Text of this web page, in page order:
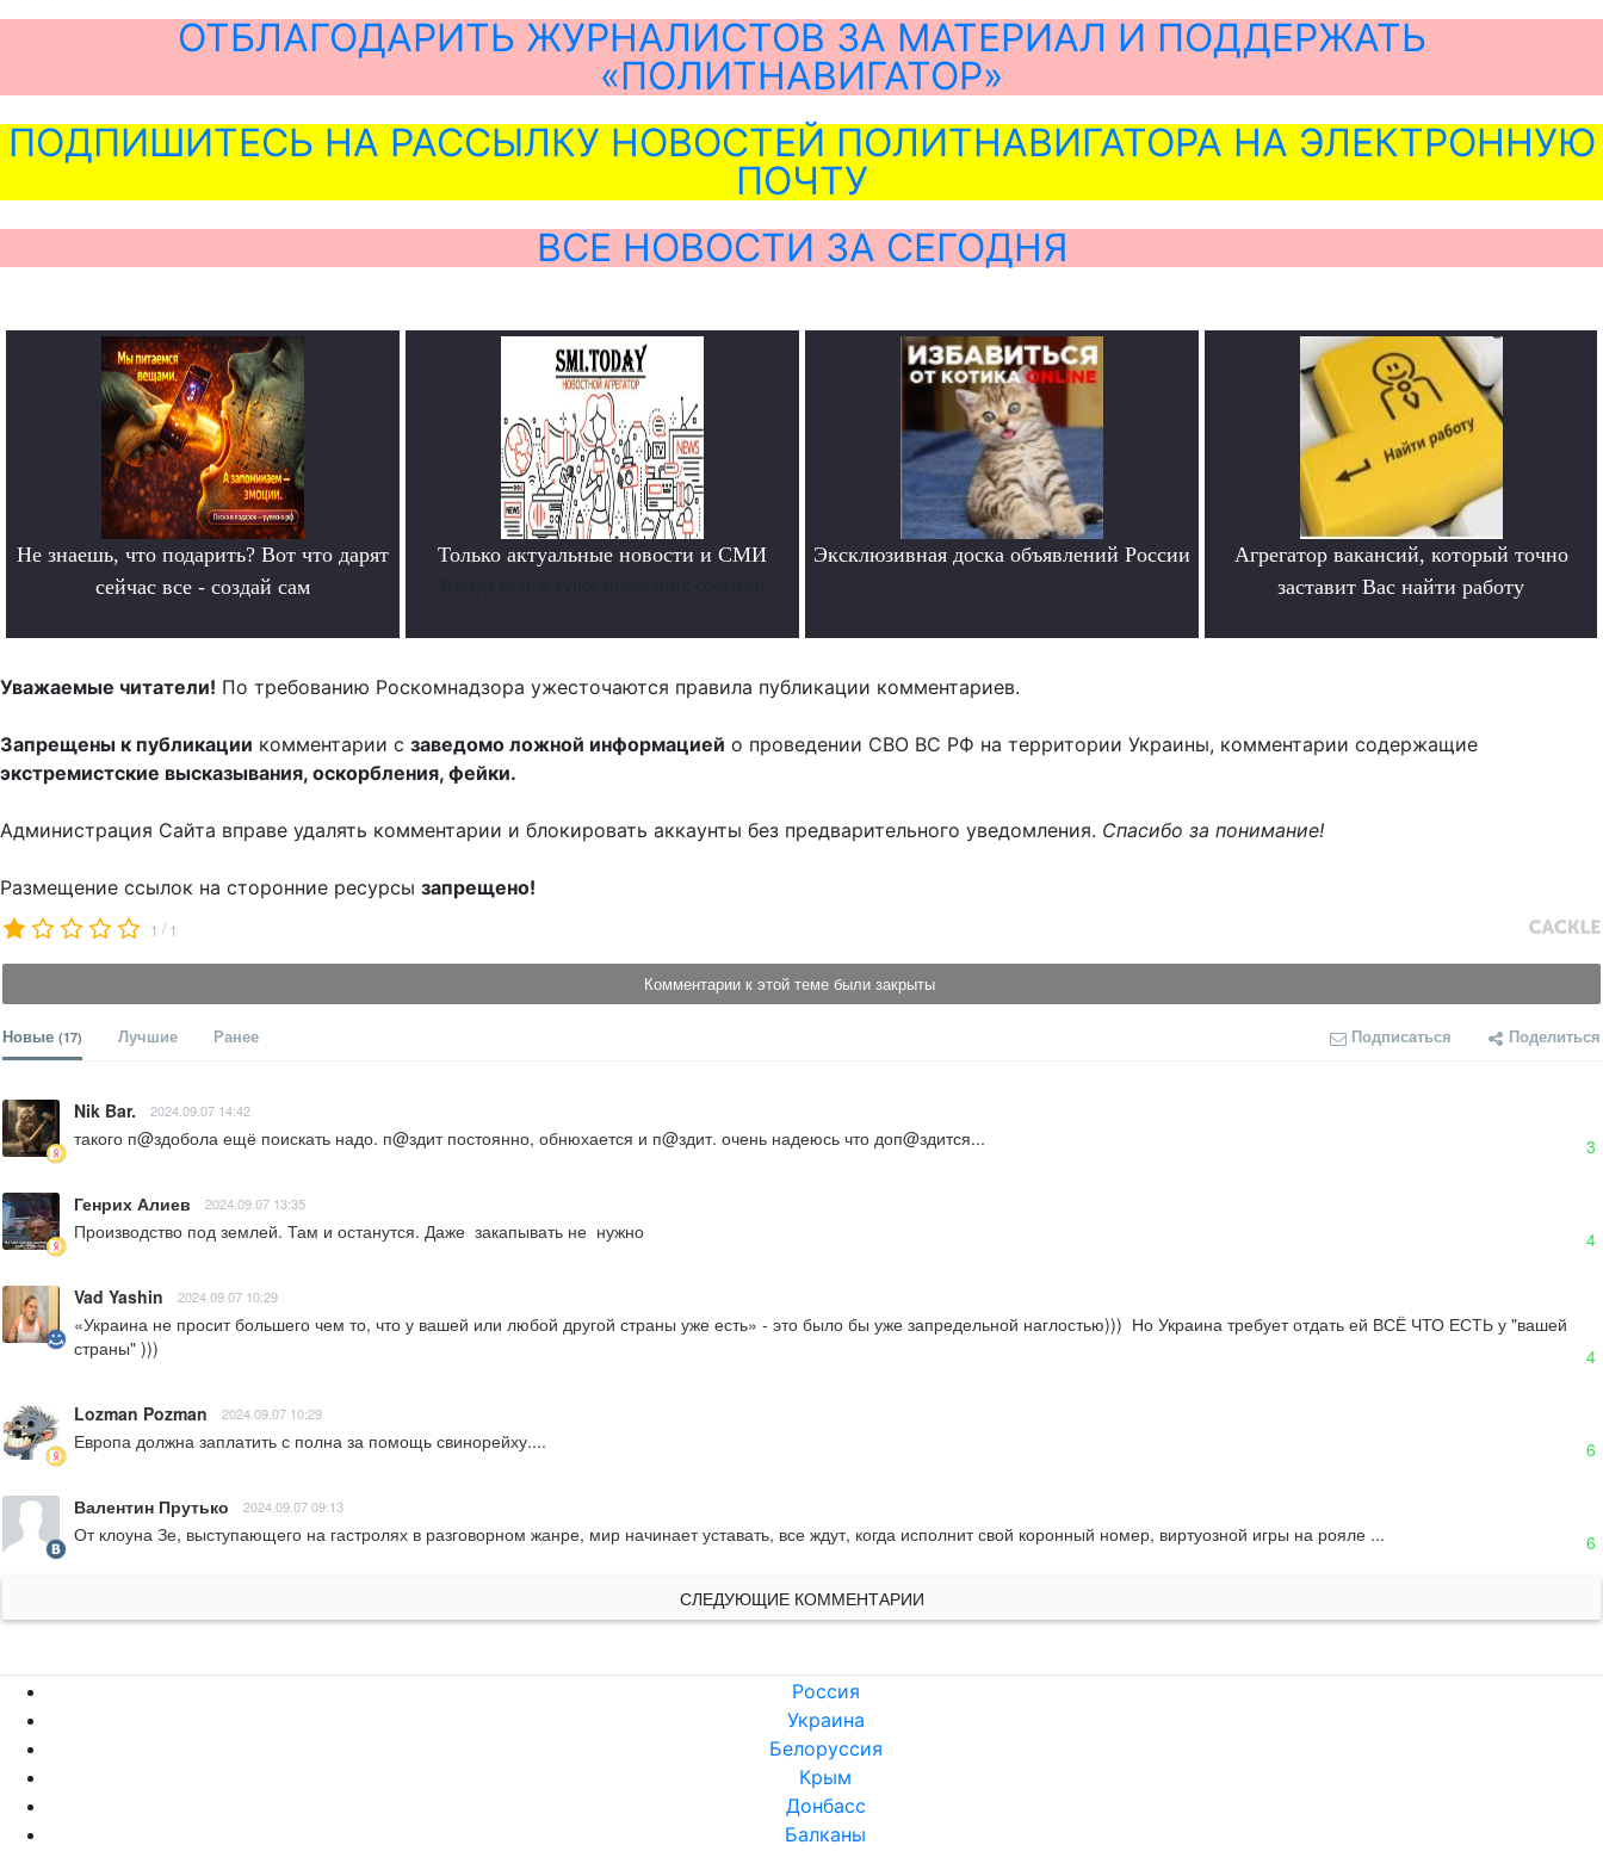
ОТБЛАГОДАРИТЬ ЖУРНАЛИСТОВ ЗА МАТЕРИАЛ И ПОДДЕРЖАТЬ
«ПОЛИТНАВИГАТОР»
ПОДПИШИТЕСЬ НА РАССЫЛКУ НОВОСТЕЙ ПОЛИТНАВИГАТОРА НА ЭЛЕКТРОННУЮ
ПОЧТУ
ВСЕ НОВОСТИ ЗА СЕГОДНЯ
Не знаешь, что подарить? Вот что дарят
сейчас все - создай сам
Только актуальные новости и СМИ Эксклюзивная доска объявлений России
Агрегатор вакансий, который точно
заставит Вас найти работу
Уважаемые читатели! По требованию Роскомнадзора ужесточаются правила публикации комментариев.
Запрещены к публикации комментарии с заведомо ложной информацией о проведении СВО ВС РФ на территории Украины, комментарии содержащие
экстремистские высказывания, оскорбления, фейки.
Администрация Сайта вправе удалять комментарии и блокировать аккаунты без предварительного уведомления. Спасибо за понимание!
Размещение ссылок на сторонние ресурсы запрещено!
1 / 1
Комментарии к этой теме были закрыты
Новые (17) Лучшие Ранее Подписаться Поделиться
Nik Bar. 2024.09.07 14:42
такого п@здобола ещё поискать надо. п@здит постоянно, обнюхается и п@здит. очень надеюсь что доп@здится... 3
Генрих Алиев 2024.09.07 13:35
Производство под землей. Там и останутся. Даже  закапывать не  нужно 4
Vad Yashin 2024.09.07 10:29
«Украина не просит большего чем то, что у вашей или любой другой страны уже есть» - это было бы уже запредельной наглостью)))  Но Украина требует отдать ей ВСЁ ЧТО ЕСТЬ у "вашей
страны" )))
4
Lozman Pozman 2024.09.07 10:29
Европа должна заплатить с полна за помощь свинорейху.... 6
Валентин Прутько 2024.09.07 09:13
От клоуна Зе, выступающего на гастролях в разговорном жанре, мир начинает уставать, все ждут, когда исполнит свой коронный номер, виртуозной игры на рояле ... 6
СЛЕДУЮЩИЕ КОММЕНТАРИИ
Россия
Украина
Белоруссия
Крым
Донбасс
Балканы